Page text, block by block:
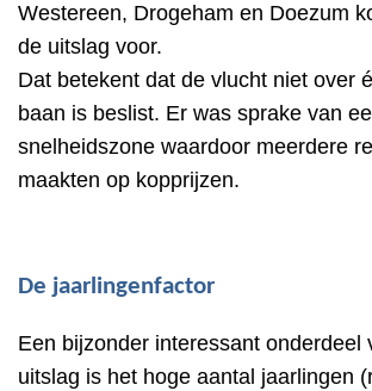
Westereen, Drogeham en Doezum
de uitslag voor.
Dat betekent dat de vlucht niet over
baan is beslist. Er was sprake van
snelheidszone waardoor meerdere
maakten op kopprijzen.
De jaarlingenfactor
Een bijzonder interessant onderdeel
uitslag is het hoge aantal jaarlingen